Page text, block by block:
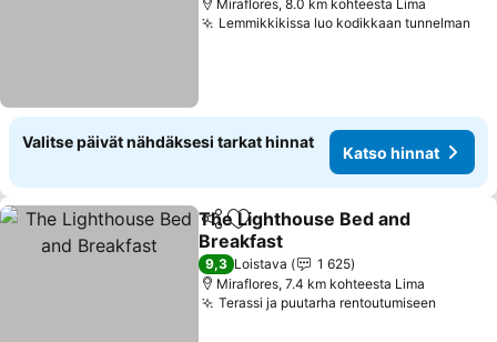
Miraflores, 8.0 km kohteesta Lima
Lemmikkikissa luo kodikkaan tunnelman
Valitse päivät nähdäksesi tarkat hinnat
Katso hinnat
Jaa Lisää suosikkeihin
The Lighthouse Bed and
Breakfast
9,3 Loistava
1 625
Miraflores, 7.4 km kohteesta Lima
Terassi ja puutarha rentoutumiseen